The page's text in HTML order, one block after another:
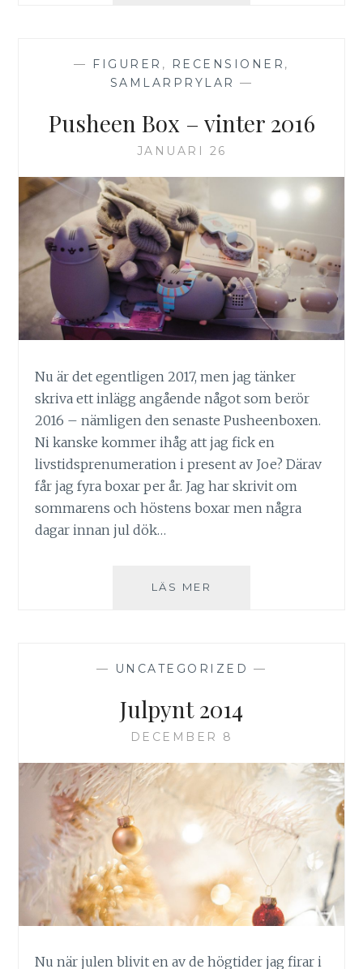
— FIGURER , RECENSIONER ,
SAMLARPRYLAR —
Pusheen Box – vinter 2016
JANUARI 26
Nu är det egentligen 2017, men jag tänker
skriva ett inlägg angående något som berör
2016 – nämligen den senaste Pusheenboxen.
Ni kanske kommer ihåg att jag fick en
livstidsprenumeration i present av Joe? Därav
får jag fyra boxar per år. Jag har skrivit om
sommarens och höstens boxar men några
dagar innan jul dök…
LÄS MER
— UNCATEGORIZED —
Julpynt 2014
DECEMBER 8
Nu när julen blivit en av de högtider jag firar i